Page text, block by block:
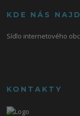
KDE NÁS
Sídlo internetového
KONTAKTY